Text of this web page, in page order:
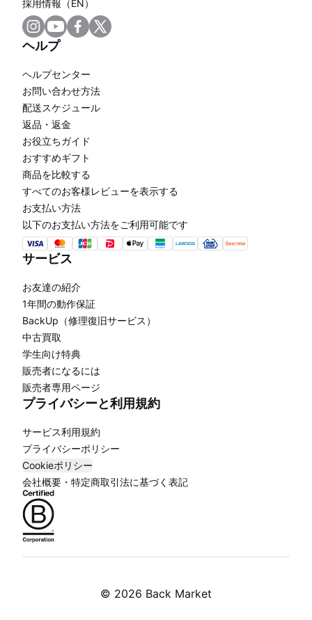
採用情報（EN）
ヘルプ
ヘルプセンター
お問い合わせ方法
配送スケジュール
返品・返金
お役立ちガイド
おすすめギフト
商品を比較する
すべてのお客様レビューを表示する
お支払い方法
以下のお支払い方法をご利用可能です
サービス
お友達の紹介
1年間の動作保証
BackUp（修理復旧サービス）
中古買取
学生向け特典
販売者になるには
販売者専用ページ
プライバシーと利用規約
サービス利用規約
プライバシーポリシー
Cookieポリシー
会社概要・特定商取引法に基づく表記
© 2026 Back Market